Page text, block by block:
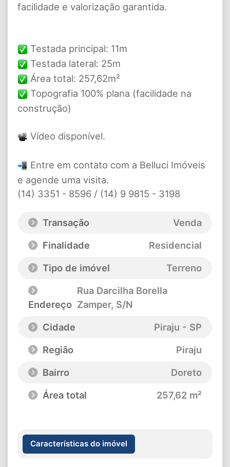
facilidade e valorização garantida.
Testada principal: 11m
Testada lateral: 25m
Área total: 257,62m²
Topografia 100% plana (facilidade na
construção)
Vídeo disponível.
Entre em contato com a Belluci Imóveis
e agende uma visita.
(14) 3351 - 8596 / (14) 9 9815 - 3198
Transação
Venda
Finalidade
Residencial
Tipo de imóvel
Terreno
Endereço
Rua Darcilha Borella
Zamper, S/N
Cidade
Piraju - SP
Região
Piraju
Bairro
Doreto
Área total
257,62 m²
Características do imóvel